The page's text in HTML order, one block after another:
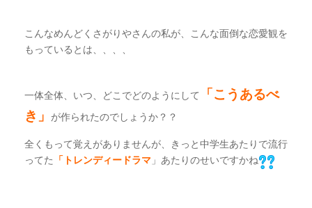
こんなめんどくさがりやさんの私が、こんな面倒な恋愛観を
もっているとは、、、、
一体全体、いつ、どこでどのようにして
「こうあるべ
き」
が作られたのでしょうか？？
全くもって覚えがありませんが、きっと中学生あたりで流行
ってた 「トレンディードラマ」あたりのせいですかね